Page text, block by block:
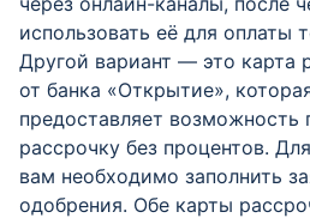
использовать её для оплаты
Другой вариант — это карта
от банка «Открытие»,
предоставляет возможность
рассрочку без процентов.
вам необходимо заполнить
одобрения. Обе карты